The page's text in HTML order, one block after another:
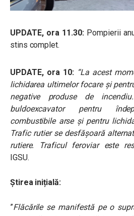
UPDATE, ora 11.30: Pompierii
stins complet.
UPDATE, ora 10: “La acest
lichidarea ultimelor focare și
negative produse de
buldoexcavator pentru
combustibile arse și pentru
Trafic rutier se desfășoară
rutiere. Traficul feroviar este
IGSU.
Știrea inițială:
”Flăcările se manifestă pe o